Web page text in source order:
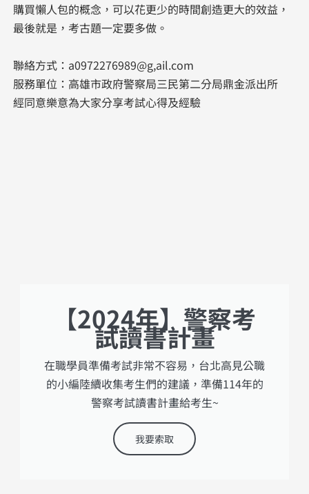
購買懶人包的概念，可以花更少的時間創造更大的效益，
最後就是，考古題一定要多做。
聯絡方式：a0972276989@g,ail.com​​
服務單位：高雄市政府警察局三民第二分局鼎金派出所​​​
​經同意樂意為大家分享考試心得及經驗
【2024年】警察考
試讀書計畫
在職學員準備考試非常不容易，台北高見公職
的小編陸續收集考生們的建議，準備114年的
警察考試讀書計畫給考生~
我要索取